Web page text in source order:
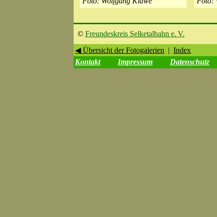
© Freundeskreis Selketalbahn e. V.
◀ Übersicht der Fotogalerien |Index
Kontakt
Impressum Datenschutz